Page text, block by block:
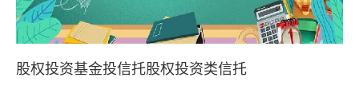
股权投资基金投信托股权投资类信托